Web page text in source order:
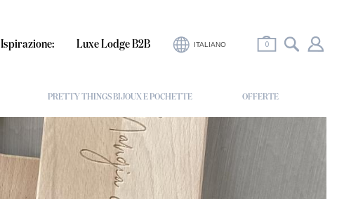
Luxe Lodge B2B
Ispirazione: 0
ITALIANO
PRETTY THINGS BIJOUX E POCHETTE OFFERTE